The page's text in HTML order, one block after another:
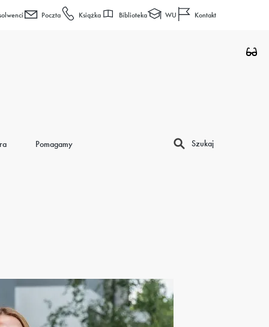
Poczta Książka Biblioteka WU Kontakt
Pomagamy Szukaj